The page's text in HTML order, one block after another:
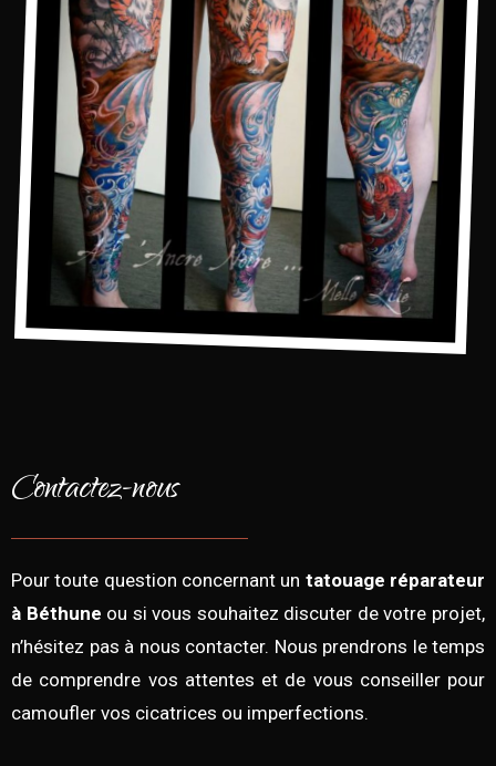
Contactez-nous
Pour toute question concernant un tatouage réparateur
à Béthune ou si vous souhaitez discuter de votre projet,
n’hésitez pas à nous contacter. Nous prendrons le temps
de comprendre vos attentes et de vous conseiller pour
camoufler vos cicatrices ou imperfections.